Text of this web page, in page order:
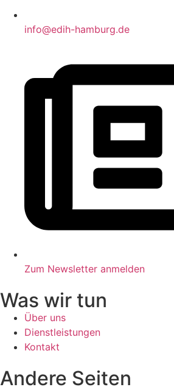
info@edih-hamburg.de
Zum Newsletter anmelden
Was wir tun
Über uns
Dienstleistungen
Kontakt
Andere Seiten